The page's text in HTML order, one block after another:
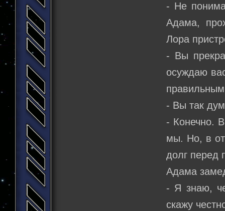
- Не
Адама,
Лора
- Вы
осуждаю
- Вы так
- Конечно.
мы. Но, в
долг перед
Адама
- Я знаю,
скажу